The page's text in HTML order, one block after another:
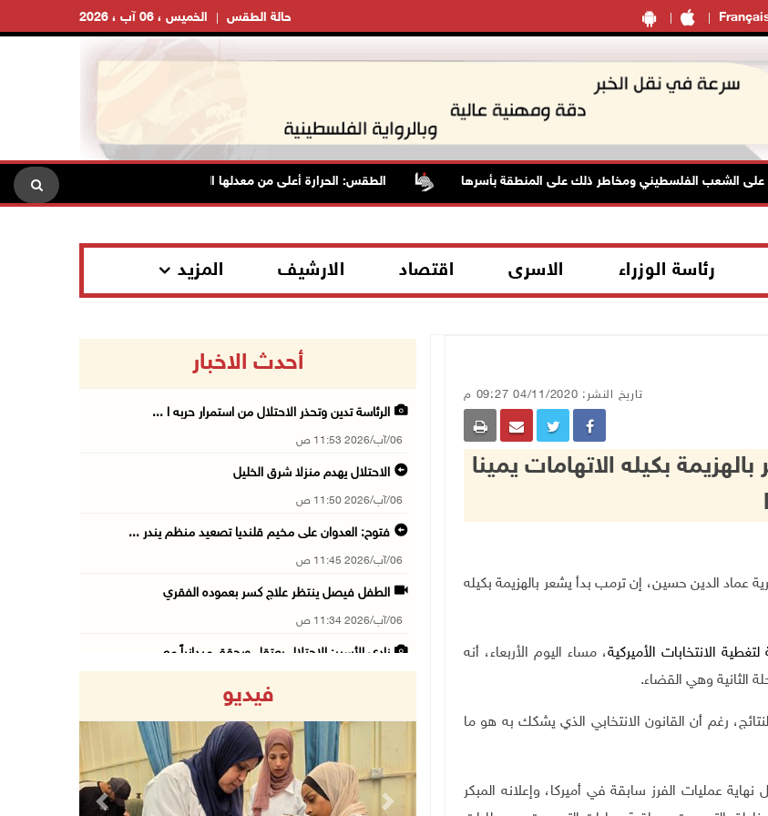
الخميس ، 06 آب ، 2026 حالة الطقس
على الشعب الفلسطيني ومخاطر ذلك على المنطقة بأسرها الطقس: الحرارة أعلى من معدلها السنوي العام الاحتلال
رئاسة الوزراء الاسرى اقتصاد الارشيف المزيد
تاريخ النشر: 04/11/2020 09:27 م
بكيله الاتهامات يمينا
المصرية عماد الدين حسين، إن ترمب بدأ يشعر بالهزيمة بكيله
الانتخابات الأميركية، مساء اليوم الأربعاء، أنه
الثانية وهي القضاء.
رغم أن القانون الانتخابي الذي يشكك به هو ما
عمليات الفرز سابقة في أميركا، وإعلانه المبكر
أحدث الاخبار
الرئاسة تدين وتحذر الاحتلال من استمرار حربه ا ...
06/آب/2026 11:53 ص
الاحتلال يهدم منزلا شرق الخليل
06/آب/2026 11:50 ص
فتوح: العدوان على مخيم قلنديا تصعيد منظم يندر ...
06/آب/2026 11:45 ص
الطفل فيصل ينتظر علاج كسر بعموده الفقري
06/آب/2026 11:34 ص
نادي الأسير: الاحتلال يعتقل ويحقق ميدانياً مع ...
أبرز عناوين الصحف الفلسطينية
06/آب/2026 10:13 ص
فيديو
Previous Next